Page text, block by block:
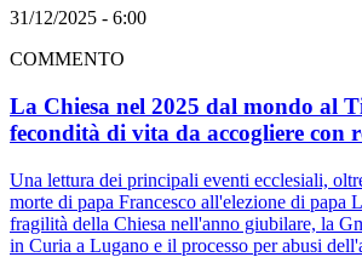
31/12/2025 - 6:00
COMMENTO
La Chiesa nel 2025 dal mondo al
fecondità di vita da accogliere con
Una lettura dei principali eventi ecclesiali,
morte di papa Francesco all'elezione di papa
fragilità della Chiesa nell'anno giubilare, la
in Curia a Lugano e il processo per abusi